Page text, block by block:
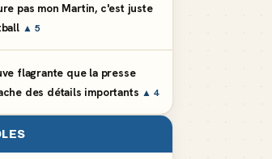
pas mon Martin, c'est juste
▲ 5
flagrante que la presse
des détails importants ▲ 4